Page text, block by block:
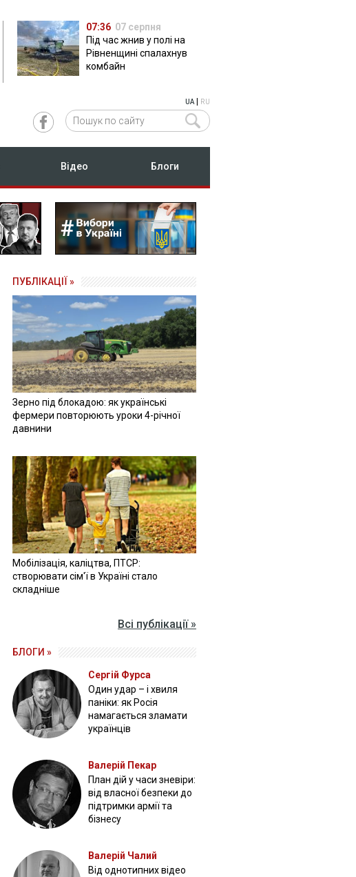
07:36 07 серпня
Під час жнив у полі на
Рівненщині спалахнув
комбайн
UA| RU
Відео Блоги
ПУБЛІКАЦІЇ »
Зерно під блокадою: як українські
фермери повторюють уроки 4-річної
давнини
Мобілізація, каліцтва, ПТСР:
створювати сім'ї в Україні стало
складніше
Всі публікації »
БЛОГИ »
Сергій Фурса
Один удар – і хвиля
паніки: як Росія
намагається зламати
українців
Валерій Пекар
План дій у часи зневіри:
від власної безпеки до
підтримки армії та
бізнесу
Валерій Чалий
Від однотипних відео